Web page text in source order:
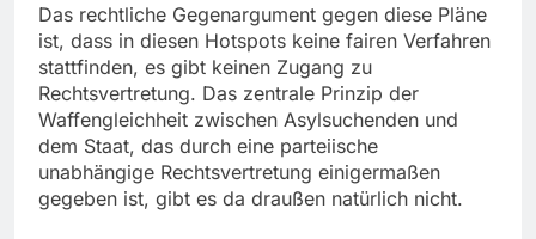
Das rechtliche Gegenargument gegen diese Pläne
ist, dass in diesen Hotspots keine fairen Verfahren
stattfinden, es gibt keinen Zugang zu
Rechtsvertretung. Das zentrale Prinzip der
Waffengleichheit zwischen Asylsuchenden und
dem Staat, das durch eine parteiische
unabhängige Rechtsvertretung einigermaßen
gegeben ist, gibt es da draußen natürlich nicht.